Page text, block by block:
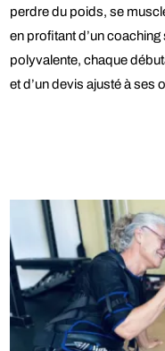
perdre du poids, se
en profitant d’un
polyvalente, chaque
et d’un devis ajusté à ses